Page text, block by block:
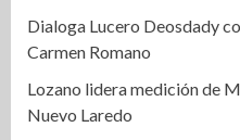
Dialoga Lucero Deosdady
Carmen Romano
Lozano lidera medición de
Nuevo Laredo